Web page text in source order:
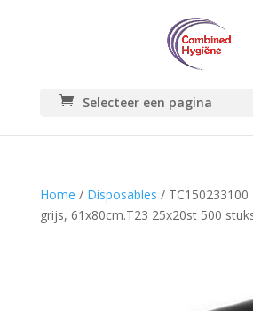
Selecteer een pagina
Home / Disposables / TC150233100
grijs, 61x80cm.T23 25x20st 500